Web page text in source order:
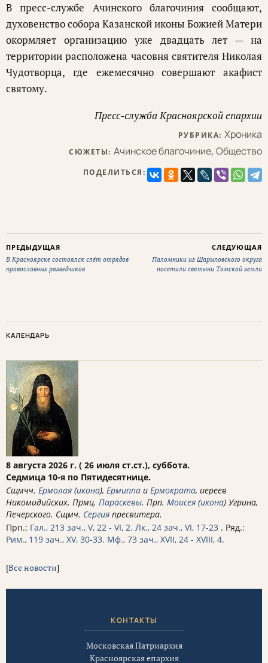
В пресс-службе Ачинского благочиния сообщают,
духовенство собора Казанской иконы Божией Матери
окормляет организацию уже двадцать лет — на
территории расположена часовня святителя Николая
Чудотворца, где ежемесячно совершают акафист
святому.
Пресс-служба Красноярской епархии
РУБРИКА: Хроника
СЮЖЕТЫ: Ачинское благочиние, Общество
ПОДЕЛИТЬСЯ:
ПРЕДЫДУЩАЯ
В Красноярске состоялся слёт отрядов
православных разведчиков
СЛЕДУЮЩАЯ
Паломники из Шарыповского округа
посетили святыни Томской земли
КАЛЕНДАРЬ
8 августа 2026 г. ( 26 июля ст.ст.), суббота.
Седмица 10-я по Пятидесятнице.
Сщмчч. Ермолая (икона), Ермиппа и Ермократа, иереев
Никомидийских. Прмц. Параскевы. Прп. Моисея (икона) Угрина,
Печерского. Сщмч. Сергия пресвитера.
Прп.: Гал., 213 зач., V, 22 - VI, 2. Лк., 24 зач., VI, 17-23 . Ряд.:
Рим., 119 зач., XV, 30-33. Мф., 73 зач., XVII, 24 - XVIII, 4.
[Все новости]
КОНТАКТЫ
Московская Патриархия
Красноярская епархия